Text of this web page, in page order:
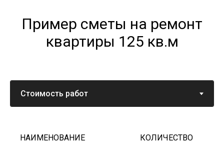
Пример сметы на ремонт
квартиры 125 кв.м
НАИМЕНОВАНИЕ КОЛИЧЕСТВО